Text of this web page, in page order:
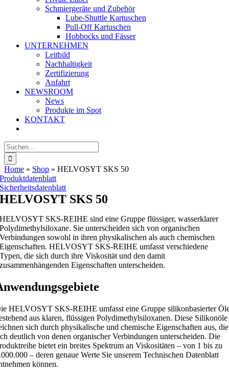
Schmiergeräte und Zubehör
Lube-Shuttle Kartuschen
Pull-Off Kartuschen
Hobbocks und Fässer
UNTERNEHMEN
Leitbild
Nachhaltigkeit
Zertifizierung
Anfahrt
NEWSROOM
News
Produkte im Spot
KONTAKT
Suche
nach:
Home » Shop » HELVOSYT SKS 50
Produktdatenblatt
Sicherheitsdatenblatt
HELVOSYT SKS 50
HELVOSYT SKS-REIHE sind eine Gruppe flüssiger, wasserklarer
Polydimethylsiloxane. Sie unterscheiden sich von organischen
Verbindungen sowohl in ihren physikalischen als auch chemischen
Eigenschaften. HELVOSYT SKS-REIHE umfasst verschiedene
Typen, die sich durch ihre Viskosität und den damit
zusammenhängenden Eigenschaften unterscheiden.
HELVOSYT SKS-REIHE umfasst eine Gruppe silikonbasierter
aus klaren, flüssigen Polydimethylsiloxanen. Diese Silikonöle
sich durch physikalische und chemische Eigenschaften aus, die
deutlich von denen organischer Verbindungen unterscheiden. Die
bietet ein breites Spektrum an Viskositäten – von 1 bis zu
– deren genaue Werte Sie unserem Technischen Datenblatt
können.